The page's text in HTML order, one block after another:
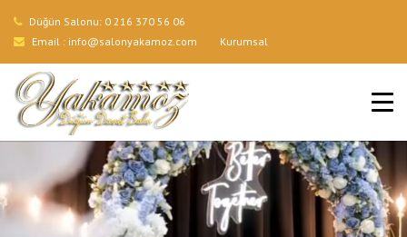
Düğün Salonu: 0 216 370 56 06
Email : info@salonyakamoz.com Kurumsal
ANA SAYFA
HIZMETLERIMIZ
MENÜLER
GALERI